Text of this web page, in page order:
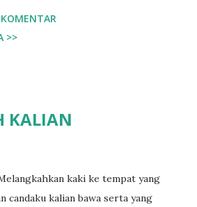
keberadaanku di sampingmu
dan membuatku kaku
>>
KALIAN
kaki ke tempat yang
candaku kalian bawa serta yang